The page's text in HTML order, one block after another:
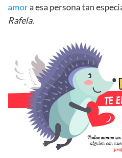
amora esa persona tan
Rafela.